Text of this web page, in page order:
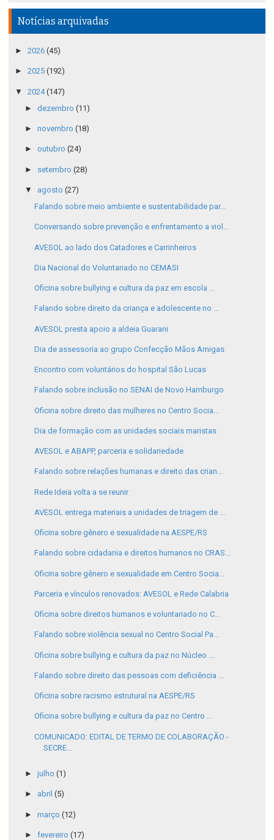
Notícias arquivadas
► 2026 (45)
► 2025 (192)
▼ 2024(147)
► dezembro (11)
► novembro (18)
► outubro (24)
► setembro (28)
▼ agosto (27)
Falando sobre meio ambiente e sustentabilidade par...
Conversando sobre prevenção e enfrentamento a viol...
AVESOL ao lado dos Catadores e Carrinheiros
Dia Nacional do Voluntariado no CEMASI
Oficina sobre bullying e cultura da paz em escola ...
Falando sobre direito da criança e adolescente no ...
AVESOL presta apoio a aldeia Guarani
Dia de assessoria ao grupo Confecção Mãos Amigas
Encontro com voluntários do hospital São Lucas
Falando sobre inclusão no SENAI de Novo Hamburgo
Oficina sobre direito das mulheres no Centro Socia...
Dia de formação com as unidades sociais maristas
AVESOL e ABAPP, parceria e solidariedade
Falando sobre relações humanas e direito das crian...
Rede Ideia volta a se reunir
AVESOL entrega materiais a unidades de triagem de ...
Oficina sobre gênero e sexualidade na AESPE/RS
Falando sobre cidadania e direitos humanos no CRAS...
Oficina sobre gênero e sexualidade em Centro Socia...
Parceria e vínculos renovados: AVESOL e Rede Calabria
Oficina sobre direitos humanos e voluntariado no C...
Falando sobre violência sexual no Centro Social Pa...
Oficina sobre bullying e cultura da paz no Núcleo ...
Falando sobre direito das pessoas com deficiência ...
Oficina sobre racismo estrutural na AESPE/RS
Oficina sobre bullying e cultura da paz no Centro ...
COMUNICADO: EDITAL DE TERMO DE COLABORAÇÃO -
SECRE...
► julho (1)
► abril (5)
► março (12)
► fevereiro (17)